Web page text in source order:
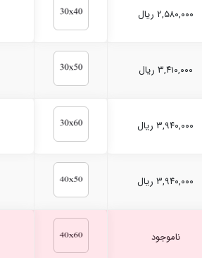
۲,۵۸۰,۰۰۰ ریال
۳,۴۱۰,۰۰۰ ریال
۳,۹۴۰,۰۰۰ ریال
۳,۹۴۰,۰۰۰ ریال
ناموجود